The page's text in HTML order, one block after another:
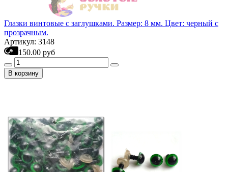
Глазки винтовые с заглушками. Размер: 8 мм. Цвет: черный с
прозрачным.
Артикул: 3148
150.00 руб
В корзину